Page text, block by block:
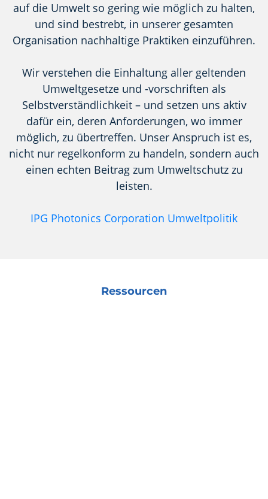
auf die Umwelt so gering wie möglich zu halten,
und sind bestrebt, in unserer gesamten
Organisation nachhaltige Praktiken einzuführen.
Wir verstehen die Einhaltung aller geltenden
Umweltgesetze und -vorschriften als
Selbstverständlichkeit – und setzen uns aktiv
dafür ein, deren Anforderungen, wo immer
möglich, zu übertreffen. Unser Anspruch ist es,
nicht nur regelkonform zu handeln, sondern auch
einen echten Beitrag zum Umweltschutz zu
leisten.
IPG Photonics Corporation Umweltpolitik
Ressourcen